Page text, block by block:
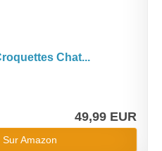
Chat...
49,99 EUR
Amazon